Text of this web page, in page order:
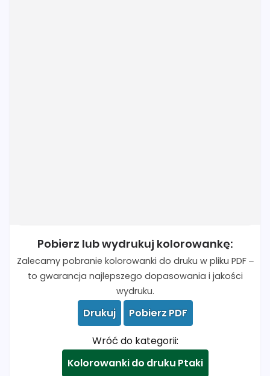
Pobierz lub wydrukuj kolorowankę:
Zalecamy pobranie kolorowanki do druku w pliku PDF –
to gwarancja najlepszego dopasowania i jakości
wydruku.
Drukuj
Pobierz PDF
Wróć do kategorii:
Kolorowanki do druku Ptaki